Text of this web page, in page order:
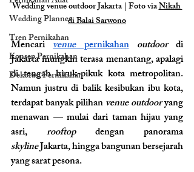
Wedding Planner
Tren Pernikahan
Konsep Pernikahan
Dekorasi Pernikahan
Wedding venue outdoor Jakarta | Foto via Nikah
di Balai Sarwono
Mencari venue pernikahan outdoor di
Jakarta mungkin terasa menantang, apalagi
di tengah hiruk-pikuk kota metropolitan.
Namun justru di balik kesibukan ibu kota,
terdapat banyak pilihan venue outdoor yang
menawan — mulai dari taman hijau yang
asri, rooftop
skyline Jakarta, hingga bangunan bersejarah
yang sarat pesona.